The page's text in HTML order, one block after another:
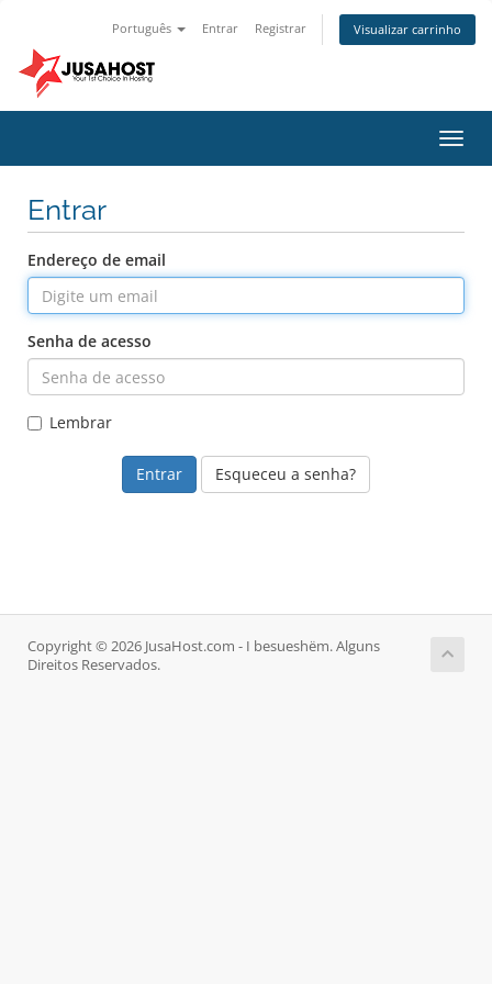
Português Entrar Registrar Visualizar carrinho
Entrar
Endereço de email
Senha de acesso
Lembrar
Esqueceu a senha?
Copyright © 2026 JusaHost.com - I besueshëm. Alguns
Direitos Reservados.